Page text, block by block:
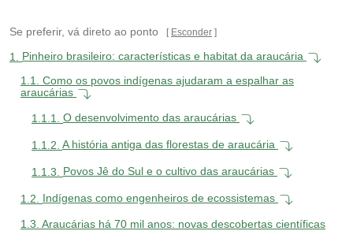
Se preferir, vá direto ao ponto Esconder
1.
Pinheiro brasileiro: características e habitat da araucária
1.1.
Como os povos indígenas ajudaram a espalhar as
araucárias
1.1.1.
O desenvolvimento das araucárias
1.1.2. A história antiga das florestas de araucária
1.1.3. Povos Jê do Sul e o cultivo das araucárias
1.2. Indígenas como engenheiros de ecossistemas
1.3. Araucárias há 70 mil anos: novas descobertas científicas